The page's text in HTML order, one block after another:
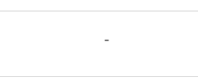
–